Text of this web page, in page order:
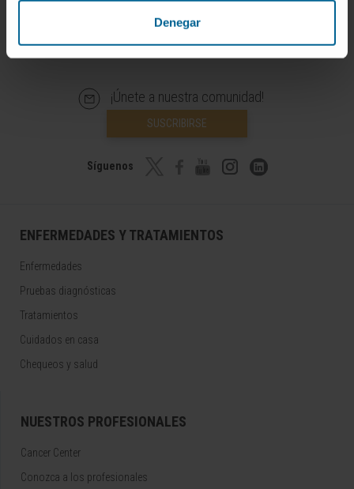
Denegar
¡Únete a nuestra comunidad!
SUSCRIBIRSE
Síguenos
ENFERMEDADES Y TRATAMIENTOS
Enfermedades
Pruebas diagnósticas
Tratamientos
Cuidados en casa
Chequeos y salud
NUESTROS PROFESIONALES
Cancer Center
Conozca a los profesionales